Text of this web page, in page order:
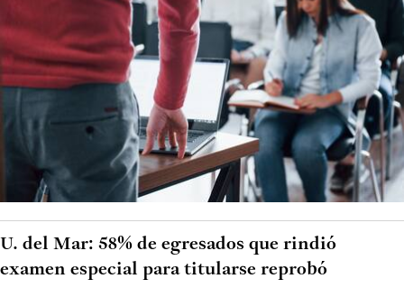
U. del Mar: 58% de egresados que rindió
examen especial para titularse reprobó